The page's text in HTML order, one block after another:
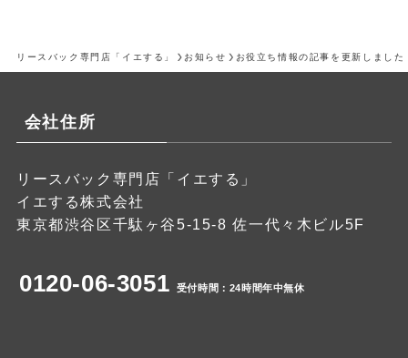
リースバック専門店「イエする」 お知らせ お役立ち情報の記事を更新しました
会社住所
リースバック専門店「イエする」
イエする株式会社
東京都渋谷区千駄ヶ谷5-15-8 佐一代々木ビル5F
0120-06-3051 受付時間：24時間年中無休